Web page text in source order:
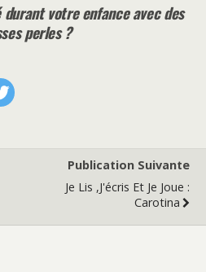
durant votre enfance avec des
perles ?
Publication Suivante
Je Lis ,J'écris Et Je Joue :
Carotina